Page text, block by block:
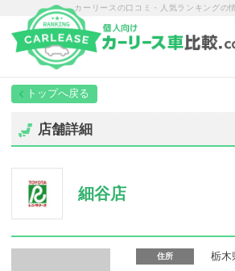
カーリースの口コミ・人気ランキングの
トップページ
エリア別ランキング
店舗詳細
細谷店
住所 栃木